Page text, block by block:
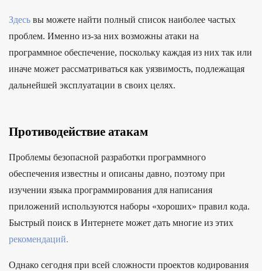
Здесь вы можете найти полный список наиболее частых
проблем. Именно из-за них возможны атаки на
программное обеспечение, поскольку каждая из них так или
иначе может рассматриваться как уязвимость, подлежащая
дальнейшей эксплуатации в своих целях.
Противодействие атакам
Проблемы безопасной разработки программного
обеспечения известны и описаны давно, поэтому при
изучении языка программирования для написания
приложений используются наборы «хороших» правил кода.
Быстрый поиск в Интернете может дать многие из этих
рекомендаций.
Однако сегодня при всей сложности проектов кодирования